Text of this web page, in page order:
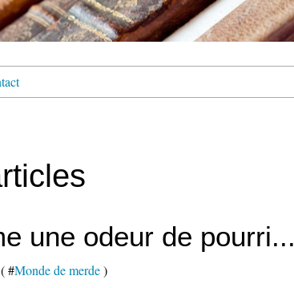
une odeur de pourri...
#Monde de merde)